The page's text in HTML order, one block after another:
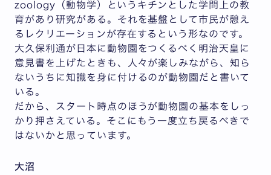
zoology（動物学）というキチンとした学問上の教
育があり研究がある。それを基盤として市民が憩え
るレクリエーションが存在するという形なのです。
大久保利通が日本に動物園をつくるべく明治天皇に
意見書を上げたときも、人々が楽しみながら、知ら
ないうちに知識を身に付けるのが動物園だと書いて
いる。
だから、スタート時点のほうが動物園の基本をしっ
かり押さえている。そこにもう一度立ち戻るべきで
はないかと思っています。
大沼